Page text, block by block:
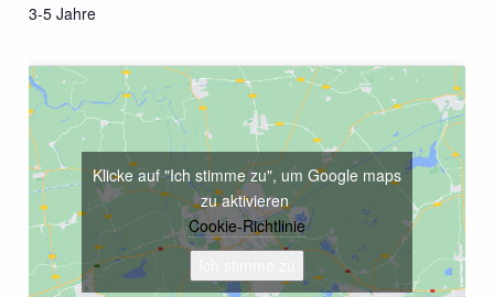
3-5 Jahre
Klicke auf "Ich stimme zu", um Google maps
zu aktivieren
Cookie-Richtlinie